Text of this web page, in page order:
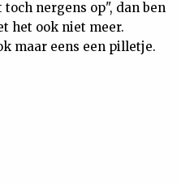
nergens op", dan ben
het ook niet meer.
maar eens een pilletje.